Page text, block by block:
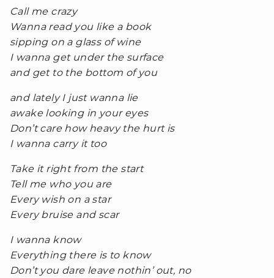
Call me crazy
Wanna read you like a book
sipping on a glass of wine
I wanna get under the surface
and get to the bottom of you
and lately I just wanna lie
awake looking in your eyes
Don’t care how heavy the hurt is
I wanna carry it too
Take it right from the start
Tell me who you are
Every wish on a star
Every bruise and scar
I wanna know
Everything there is to know
Don’t you dare leave nothin’ out, no